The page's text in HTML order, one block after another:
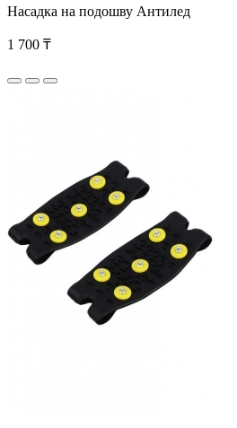
Насадка на подошву Антилед
1 700 ₸